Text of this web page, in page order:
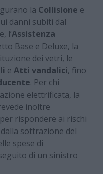
la Collisione e
danni subiti dal
l’Assistenza
Base e Deluxe, la
dei vetri, le
e Atti vandalici, fino
. Per chi
elettrificata, la
inoltre
rispondere ai rischi
sottrazione del
spese di
di un sinistro